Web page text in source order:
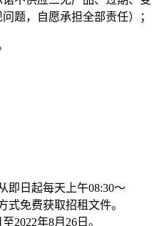
题，自愿承担全部责任）；
即日起每天上午08:30～
式免费获取招租文件。
至2022年8月 26 日 。